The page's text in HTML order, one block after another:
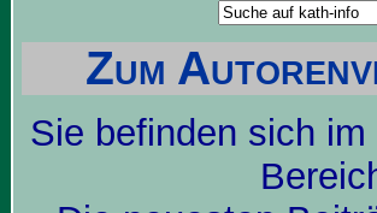
Zum
Sie befinden sich